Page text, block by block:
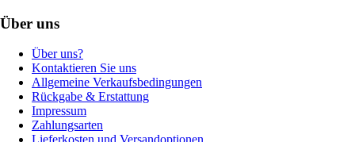
Über uns
Über uns?
Kontaktieren Sie uns
Allgemeine Verkaufsbedingungen
Rückgabe & Erstattung
Impressum
Zahlungsarten